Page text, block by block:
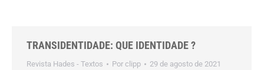
TRANSIDENTIDADE: QUE IDENTIDADE ?
Revista Hades - Textos Por clipp 29 de agosto de 2021